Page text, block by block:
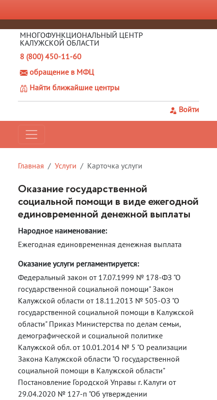
МНОГОФУНКЦИОНАЛЬНЫЙ ЦЕНТР
КАЛУЖСКОЙ ОБЛАСТИ
8 (800) 450-11-60
обращение в МФЦ
Найти ближайшие центры
Войти
Главная Услуги Карточка услуги
Оказание государственной
социальной помощи в виде ежегодной
единовременной денежной выплаты
Народное наименование:
Ежегодная единовременная денежная выплата
Оказание услуги регламентируется:
Федеральный закон от 17.07.1999 № 178-ФЗ "О
государственной социальной помощи" Закон
Калужской области от 18.11.2013 № 505-ОЗ "О
государственной социальной помощи в Калужской
области" Приказ Министерства по делам семьи,
демографической и социальной политике
Калужской обл. от 10.01.2014 № 5 "О реализации
Закона Калужской области "О государственной
социальной помощи в Калужской области"
Постановление Городской Управы г. Калуги от
29.04.2020 № 127-п "Об утверждении